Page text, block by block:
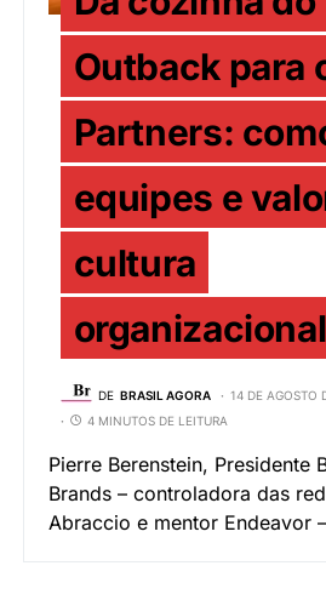
Outback para
Partners:
equipes e
cultura
DE BRASIL AGORA
14 DE AGOSTO
4 MINUTOS DE LEITURA
Pierre Berenstein, Presidente
Brands – controladora das
Abraccio e mentor Endeavor